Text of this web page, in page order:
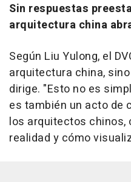
Sin respuestas
arquitectura china
Según Liu Yulong, el
arquitectura china,
dirige. "Esto no es
es también un acto de
los arquitectos chinos,
realidad y cómo